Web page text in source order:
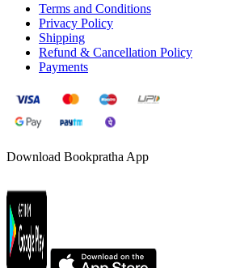
Terms and Conditions
Privacy Policy
Shipping
Refund & Cancellation Policy
Payments
Download Bookpratha App